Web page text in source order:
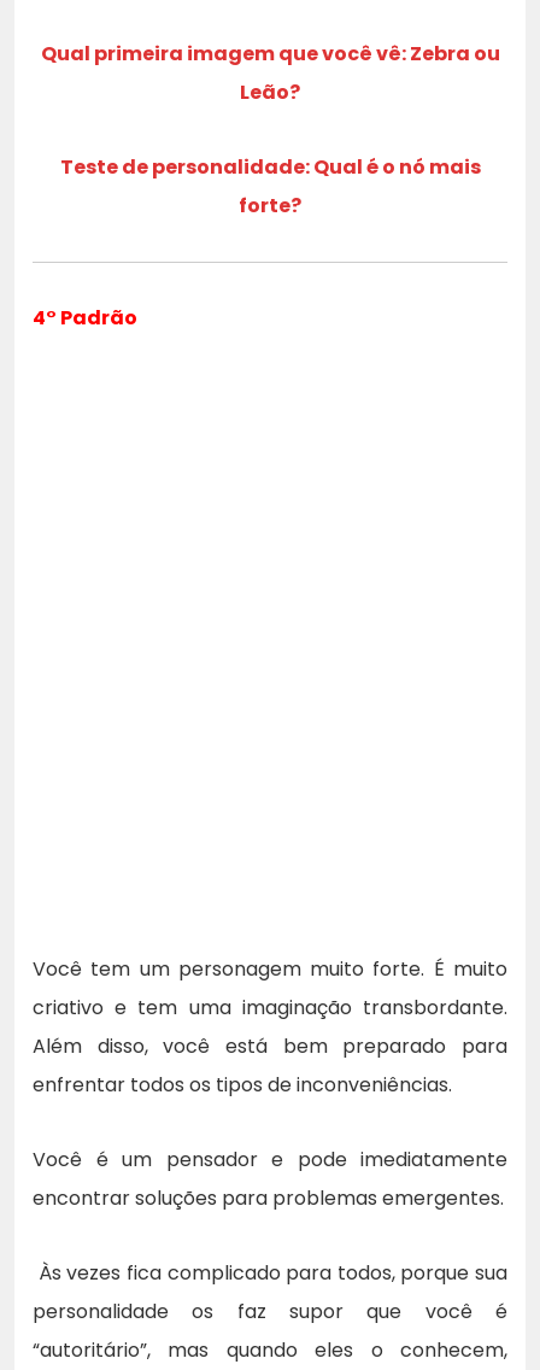
Qual primeira imagem que você vê: Zebra ou
Leão?
Teste de personalidade: Qual é o nó mais
forte?
4° Padrão
Você tem um personagem muito forte. É muito
criativo e tem uma imaginação transbordante.
Além disso, você está bem preparado para
enfrentar todos os tipos de inconveniências.
Você é um pensador e pode imediatamente
encontrar soluções para problemas emergentes.
Às vezes fica complicado para todos, porque sua
personalidade os faz supor que você é
“autoritário”, mas quando eles o conhecem,